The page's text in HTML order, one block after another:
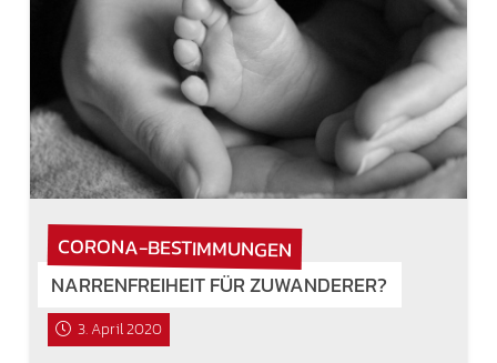
CORONA-BESTIMMUNGEN
NARRENFREIHEIT FÜR ZUWANDERER?
3. April 2020